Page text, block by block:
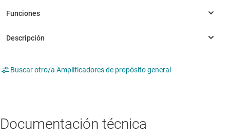
Buscar otro/a Amplificadores de propósito general
Documentación técnica